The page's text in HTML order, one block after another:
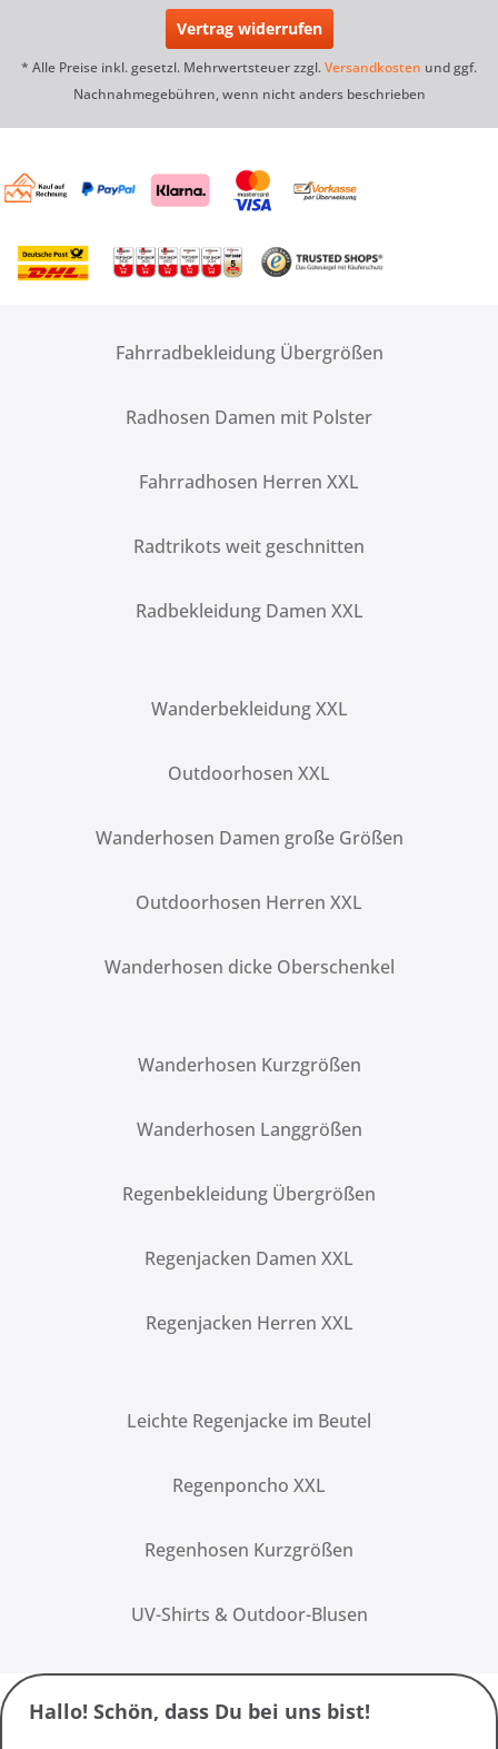
Vertrag widerrufen
* Alle Preise inkl. gesetzl. Mehrwertsteuer zzgl.Versandkosten und ggf.
Nachnahmegebühren, wenn nicht anders beschrieben
Fahrradbekleidung Übergrößen
Radhosen Damen mit Polster
Fahrradhosen Herren XXL
Radtrikots weit geschnitten
Radbekleidung Damen XXL
Wanderbekleidung XXL
Outdoorhosen XXL
Wanderhosen Damen große Größen
Outdoorhosen Herren XXL
Wanderhosen dicke Oberschenkel
Wanderhosen Kurzgrößen
Wanderhosen Langgrößen
Regenbekleidung Übergrößen
Regenjacken Damen XXL
Regenjacken Herren XXL
Leichte Regenjacke im Beutel
Regenponcho XXL
Regenhosen Kurzgrößen
UV-Shirts & Outdoor-Blusen
Hallo! Schön, dass Du bei uns bist!